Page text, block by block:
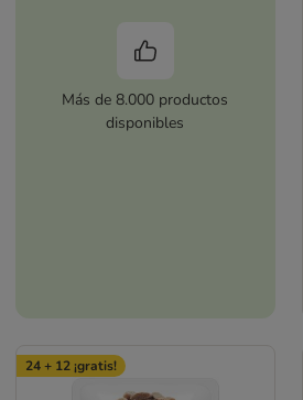
Más de 8.000 productos
disponibles
24 + 12 ¡gratis!